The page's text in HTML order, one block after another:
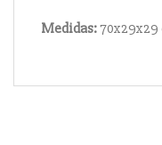
Medidas:70x29x29